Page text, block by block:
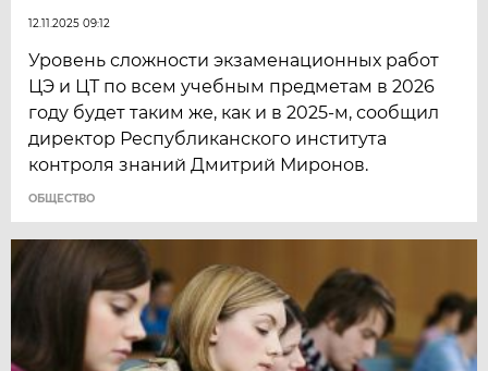
12.11.2025 09:12
Уровень сложности экзаменационных работ
ЦЭ и ЦТ по всем учебным предметам в 2026
году будет таким же, как и в 2025-м, сообщил
директор Республиканского института
контроля знаний Дмитрий Миронов.
ОБЩЕСТВО